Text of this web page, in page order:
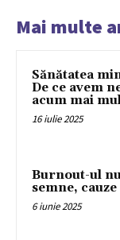
Mai multe
Sănătatea
De ce avem
acum mai
16 iulie 2025
Burnout-ul
semne,
6 iunie 2025